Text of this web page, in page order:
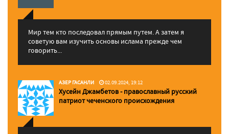
Мир тем кто последовал прямым путем. А затем я
советую вам изучить основы ислама прежде чем
говорить...
АЗЕР ГАСАНЛИ 02.09.2024, 19:12
Хусейн Джамбетов - православный русский
патриот чеченского происхождения